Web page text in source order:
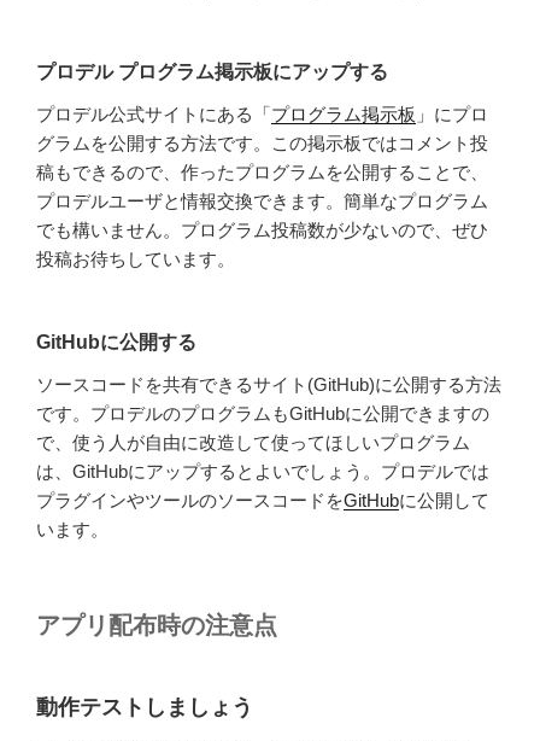
プロデル プログラム掲示板にアップする
プロデル公式サイトにある「プログラム掲示板 」にプロ
グラムを公開する方法です。この掲示板ではコメント投
稿もできるので、作ったプログラムを公開することで、
プロデルユーザと情報交換できます。簡単なプログラム
でも構いません。プログラム投稿数が少ないので、ぜひ
投稿お待ちしています。
GitHubに公開する
ソースコードを共有できるサイト(GitHub)に公開する方法
です。プロデルのプログラムもGitHubに公開できますの
で、使う人が自由に改造して使ってほしいプログラム
は、GitHubにアップするとよいでしょう。プロデルでは
プラグインやツールのソースコードをGitHubに公開して
います。
アプリ配布時の注意点
動作テストしましょう